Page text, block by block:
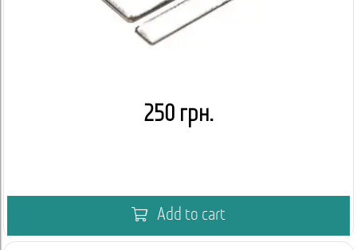
250 грн.
Add to cart